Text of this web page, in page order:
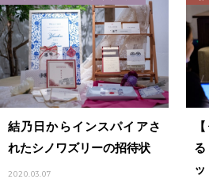
結乃日からインスパイアさ
れたシノワズリーの招待状
2020.03.07